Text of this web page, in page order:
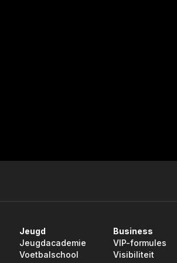
Jeugd
Jeugdacademie
Voetbalschool
Business
VIP-formules
Visibiliteit